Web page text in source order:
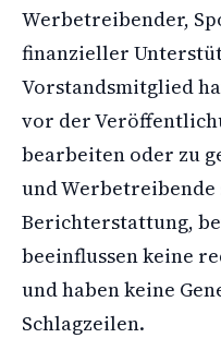
Werbetreibender,
finanzieller
Vorstandsmitglied
vor der
bearbeiten oder zu
und
Berichterstattung,
beeinflussen keine
und haben keine
Schlagzeilen.